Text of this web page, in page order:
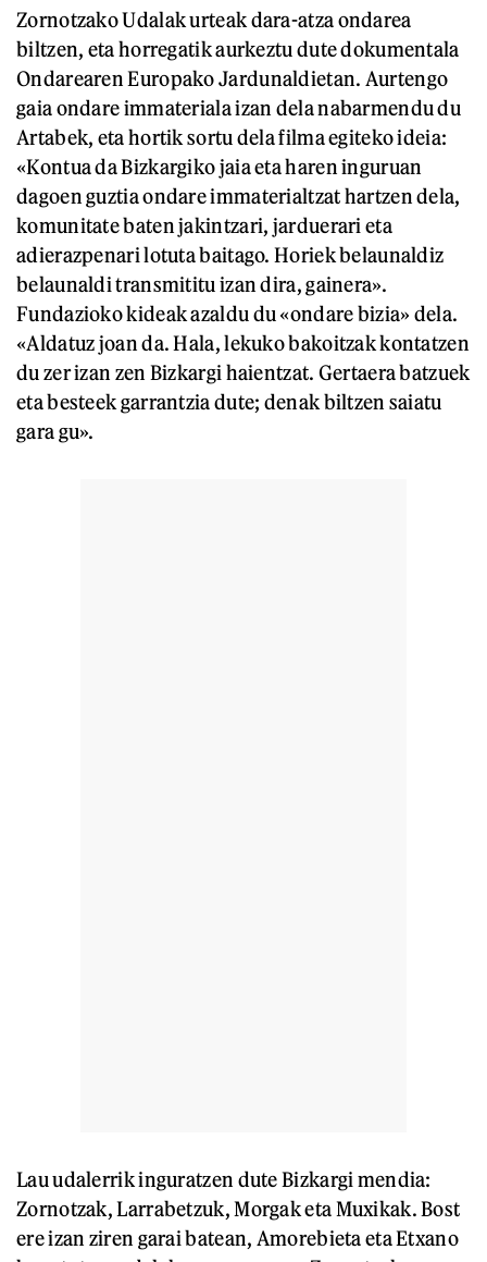
Zornotzako Udalak urteak dara-atza ondarea
biltzen, eta horregatik aurkeztu dute dokumentala
Ondarearen Europako Jardunaldietan. Aurtengo
gaia ondare immateriala izan dela nabarmendu du
Artabek, eta hortik sortu dela filma egiteko ideia:
«Kontua da Bizkargiko jaia eta haren inguruan
dagoen guztia ondare immaterialtzat hartzen dela,
komunitate baten jakintzari, jarduerari eta
adierazpenari lotuta baitago. Horiek belaunaldiz
belaunaldi transmititu izan dira, gainera».
Fundazioko kideak azaldu du «ondare bizia» dela.
«Aldatuz joan da. Hala, lekuko bakoitzak kontatzen
du zer izan zen Bizkargi haientzat. Gertaera batzuek
eta besteek garrantzia dute; denak biltzen saiatu
gara gu».
Lau udalerrik inguratzen dute Bizkargi mendia:
Zornotzak, Larrabetzuk, Morgak eta Muxikak. Bost
ere izan ziren garai batean, Amorebieta eta Etxano